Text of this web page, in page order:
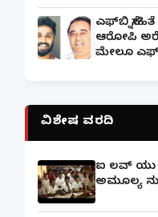
ಎಫ್‌ಬಿ
ಆರೋಪಿ
ಮೇಲೂ
ವಿಶೇಷ ವರದಿ
ಐ ಲವ್ ಯು
ಅಮೂಲ್ಯ